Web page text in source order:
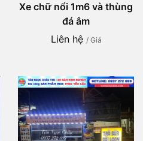
Xe chữ nổi 1m6 và thùng
đá âm
Liên hệ / Giá